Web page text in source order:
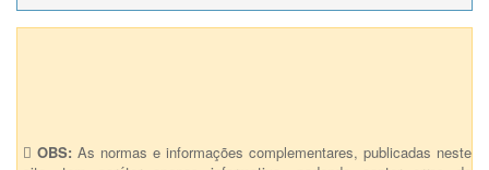
OBS: As normas e informações complementares, publicadas neste